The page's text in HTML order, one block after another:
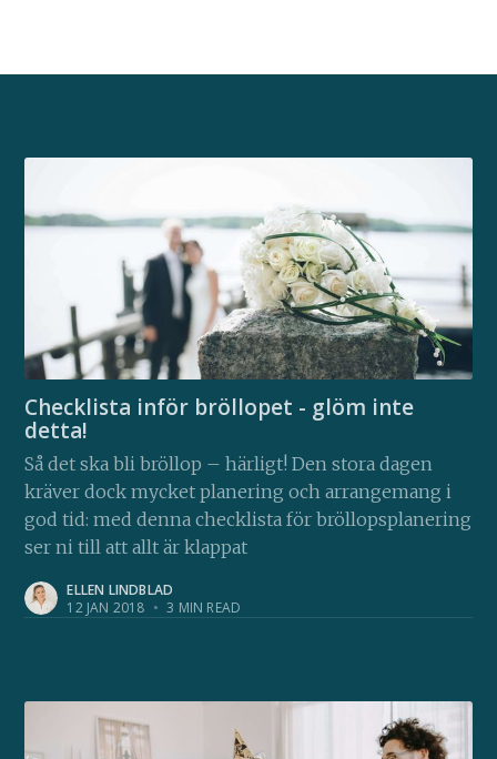
Checklista inför bröllopet - glöm inte
detta!
Så det ska bli bröllop – härligt! Den stora dagen
kräver dock mycket planering och arrangemang i
god tid: med denna checklista för bröllopsplanering
ser ni till att allt är klappat
ELLEN LINDBLAD
12 JAN 2018 • 3 MIN READ